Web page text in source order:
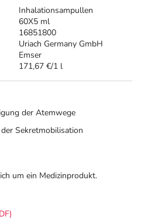
Inhalationsampullen
60X5 ml
16851800
Uriach Germany GmbH
Emser
171,67 €/1 l
der Atemwege
Sekretmobilisation
um ein Medizinprodukt.